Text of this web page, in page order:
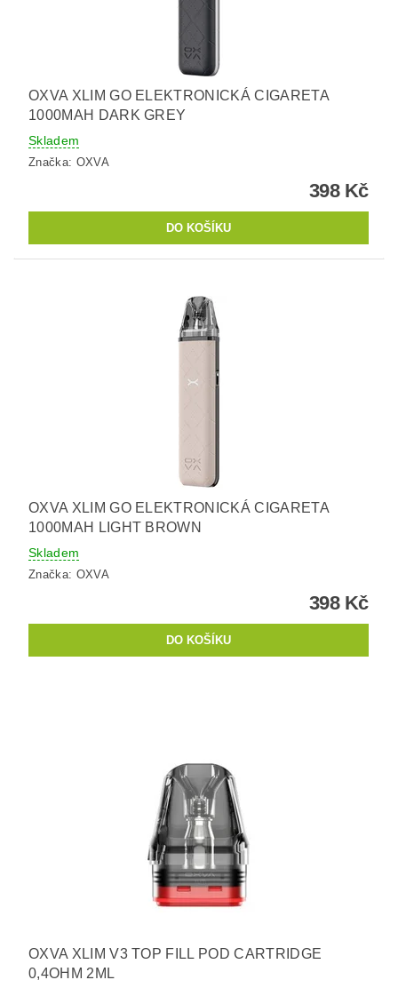
OXVA XLIM GO ELEKTRONICKÁ CIGARETA
1000MAH DARK GREY
Skladem
Značka: OXVA
398 Kč
OXVA XLIM GO ELEKTRONICKÁ CIGARETA
1000MAH LIGHT BROWN
Skladem
Značka: OXVA
398 Kč
OXVA XLIM V3 TOP FILL POD CARTRIDGE
0,4OHM 2ML